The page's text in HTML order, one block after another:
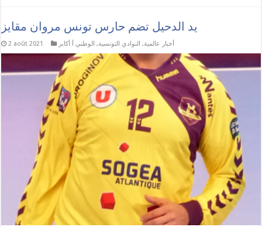
يد الدحيل تضم حارس تونس مروان مقايز
2 août 2021 أخبار عالمية, النوادي التونسية, الوطني أ أكابر